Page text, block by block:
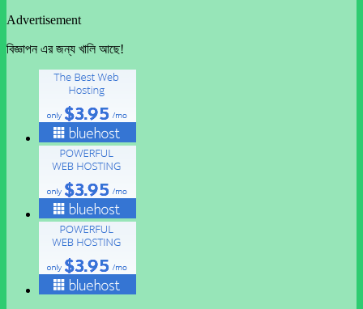
Advertisement
বিজ্ঞাপন এর জন্য খালি আছে!